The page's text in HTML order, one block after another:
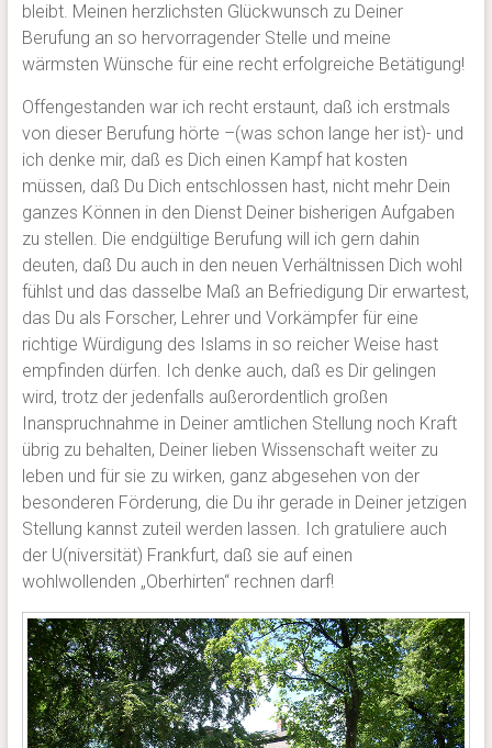
bleibt. Meinen herzlichsten Glückwunsch zu Deiner
Berufung an so hervorragender Stelle und meine
wärmsten Wünsche für eine recht erfolgreiche Betätigung!
Offengestanden war ich recht erstaunt, daß ich erstmals
von dieser Berufung hörte –(was schon lange her ist)- und
ich denke mir, daß es Dich einen Kampf hat kosten
müssen, daß Du Dich entschlossen hast, nicht mehr Dein
ganzes Können in den Dienst Deiner bisherigen Aufgaben
zu stellen. Die endgültige Berufung will ich gern dahin
deuten, daß Du auch in den neuen Verhältnissen Dich wohl
fühlst und das dasselbe Maß an Befriedigung Dir erwartest,
das Du als Forscher, Lehrer und Vorkämpfer für eine
richtige Würdigung des Islams in so reicher Weise hast
empfinden dürfen. Ich denke auch, daß es Dir gelingen
wird, trotz der jedenfalls außerordentlich großen
Inanspruchnahme in Deiner amtlichen Stellung noch Kraft
übrig zu behalten, Deiner lieben Wissenschaft weiter zu
leben und für sie zu wirken, ganz abgesehen von der
besonderen Förderung, die Du ihr gerade in Deiner jetzigen
Stellung kannst zuteil werden lassen. Ich gratuliere auch
der U(niversität) Frankfurt, daß sie auf einen
wohlwollenden „Oberhirten“ rechnen darf!